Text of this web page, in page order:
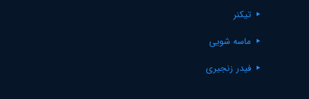
تیکنر
ماسه شویی
فیدر زنجیری